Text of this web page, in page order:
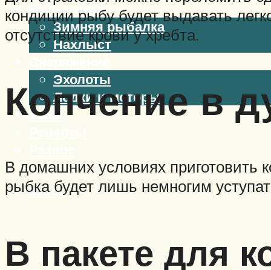
Виды ловли
Зимняя рыбалка
Нахлыст
Эхолоты
Лодки и моторы
Узлы
Меню
кондиции рыбу будет выдавать
отсутствие крови у хребта.
Копчение в
В домашних условиях приготовить
рыбка будет лишь немногим
В пакете для